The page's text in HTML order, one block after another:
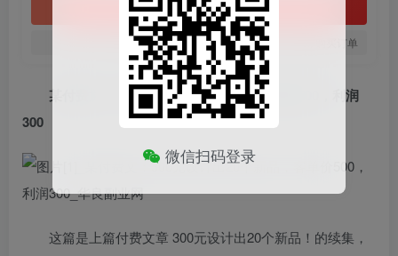
立即购买
您当前未登录！建议登陆后购买，可保存购买订单
某付费文：300元设计出20个新品，客单价500，利润
300
这篇是上篇付费文章 300元设计出20个新品！的续集，
微信扫码登录